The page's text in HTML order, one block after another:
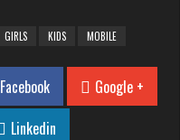
GIRLS KIDS MOBILE
Facebook
Google +
Linkedin